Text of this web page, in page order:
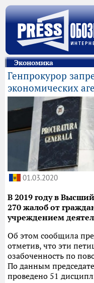
Экономика
Генпрокурор
экономических
01.03.2020
В 2019 году в
270 жалоб от
учреждением
Об этом сообщила
отметив, что эти
озабоченность по
По данным
проведено 51